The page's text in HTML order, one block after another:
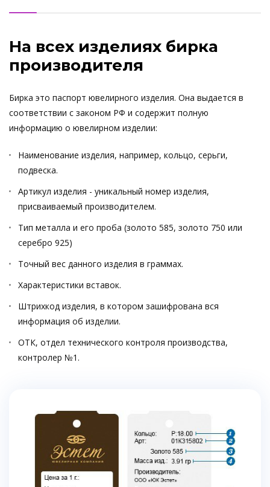
На всех изделиях бирка
производителя
Бирка это паспорт ювелирного изделия. Она выдается в
соответствии с законом РФ и содержит полную
информацию о ювелирном изделии:
Наименование изделия, например, кольцо, серьги,
подвеска.
Артикул изделия - уникальный номер изделия,
присваиваемый производителем.
Тип металла и его проба (золото 585, золото 750 или
серебро 925)
Точный вес данного изделия в граммах.
Характеристики вставок.
Штрихкод изделия, в котором зашифрована вся
информация об изделии.
ОТК, отдел технического контроля производства,
контролер №1.